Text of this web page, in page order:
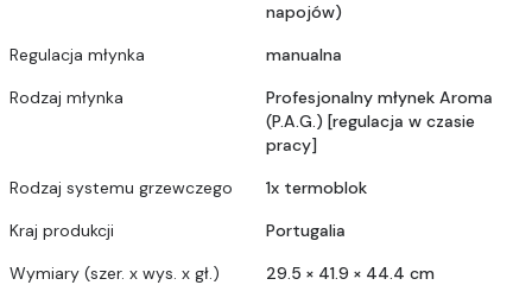
napojów)
Regulacja młynka
manualna
Rodzaj młynka
Profesjonalny młynek Aroma
(P.A.G.) [regulacja w czasie
pracy]
Rodzaj systemu grzewczego
1x termoblok
Kraj produkcji
Portugalia
Wymiary (szer. x wys. x gł.)
29.5 × 41.9 × 44.4 cm